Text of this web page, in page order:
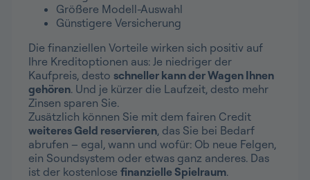
Größere Modell-Auswahl
Günstigere Versicherung
Die finanziellen Vorteile wirken sich positiv auf
Ihre Kreditoptionen aus: Je niedriger der
Kaufpreis, desto schneller kann der Wagen Ihnen
gehören. Und je kürzer die Laufzeit, desto mehr
Zinsen sparen Sie.
Zusätzlich können Sie mit dem fairen Credit
weiteres Geld reservieren, das Sie bei Bedarf
abrufen – egal, wann und wofür: Ob neue Felgen,
ein Soundsystem oder etwas ganz anderes. Das
ist der kostenlose finanzielle Spielraum.